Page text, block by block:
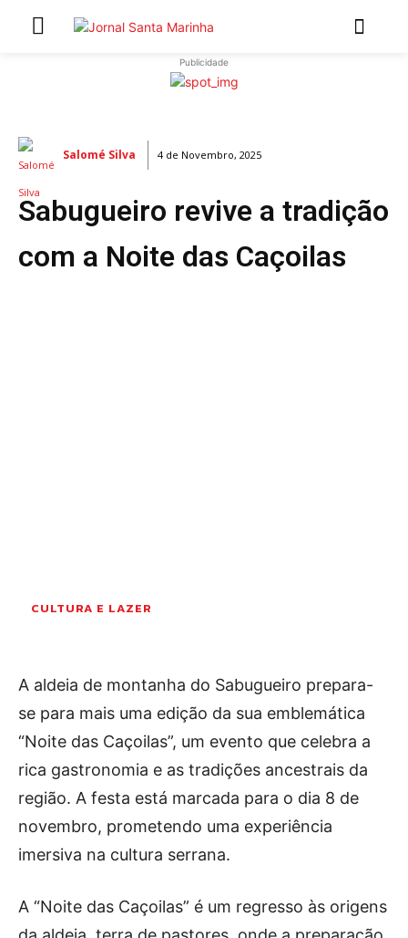
ARTIGOS DE OPINIÃO
Secções
MARCHAS POPULARES DE SÃO JOÃO 2026
NATAL NAS FREGUESIAS
ANDANDO POR AÍ
COLUNISTAS do JSM
Assinaturas
Onde comprar o Jornal
Publicidade
Voz da Solidariedade
»»» Fundação Aurora Borges
Publicidade
Salomé Silva 4 de Novembro, 2025
Sabugueiro revive a tradição
com a Noite das Caçoilas
CULTURA E LAZER
A aldeia de montanha do Sabugueiro prepara-
se para mais uma edição da sua emblemática
“Noite das Caçoilas”, um evento que celebra a
rica gastronomia e as tradições ancestrais da
região. A festa está marcada para o dia 8 de
novembro, prometendo uma experiência
imersiva na cultura serrana.
A “Noite das Caçoilas” é um regresso às origens